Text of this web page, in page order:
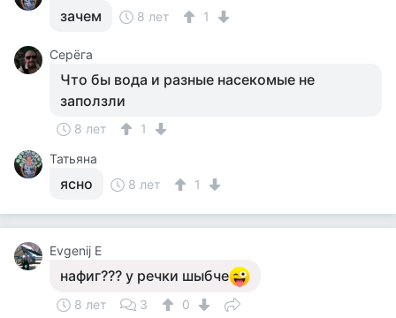
зачем 8 лет 1
Серёга
Что бы вода и разные насекомые не
заползли
8 лет
1
Татьяна
ясно 8 лет 1
Evgenij E
нафиг??? у речки шыбче
8 лет 3
0